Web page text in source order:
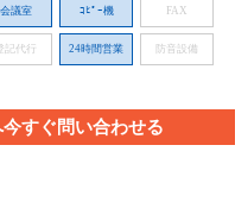
会議室 ｺﾋﾟｰ機 FAX
記代行 24時間営業 防音設備
すぐ問い合わせる